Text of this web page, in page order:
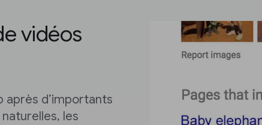
vidéos
après d’importants
les